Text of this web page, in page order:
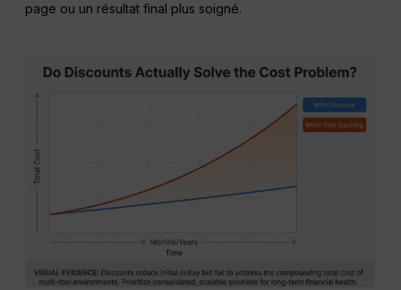
page ou un résultat final plus soigné.